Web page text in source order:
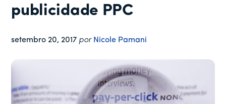
para
WordPress
publicidade PPC
setembro 20, 2017 por Nicole Pamani